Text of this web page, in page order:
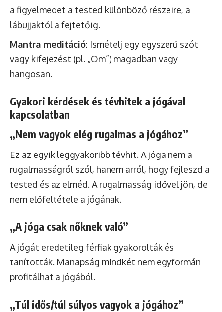
a figyelmedet a tested különböző részeire, a
lábujjaktól a fejtetőig.
Mantra meditáció: Ismételj egy egyszerű szót
vagy kifejezést (pl. „Om”) magadban vagy
hangosan.
Gyakori kérdések és tévhitek a jógával
kapcsolatban
„Nem vagyok elég rugalmas a jógához”
Ez az egyik leggyakoribb tévhit. A jóga nem a
rugalmasságról szól, hanem arról, hogy fejleszd a
tested és az elméd. A rugalmasság idővel jön, de
nem előfeltétele a jógának.
„A jóga csak nőknek való”
A jógát eredetileg férfiak gyakorolták és
tanították. Manapság mindkét nem egyformán
profitálhat a jógából.
„Túl idős/túl súlyos vagyok a jógához”